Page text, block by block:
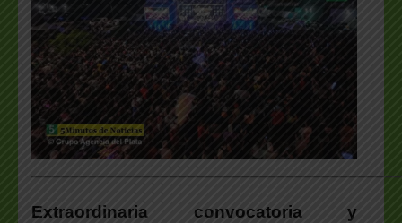
Extraordinaria convocatoria y